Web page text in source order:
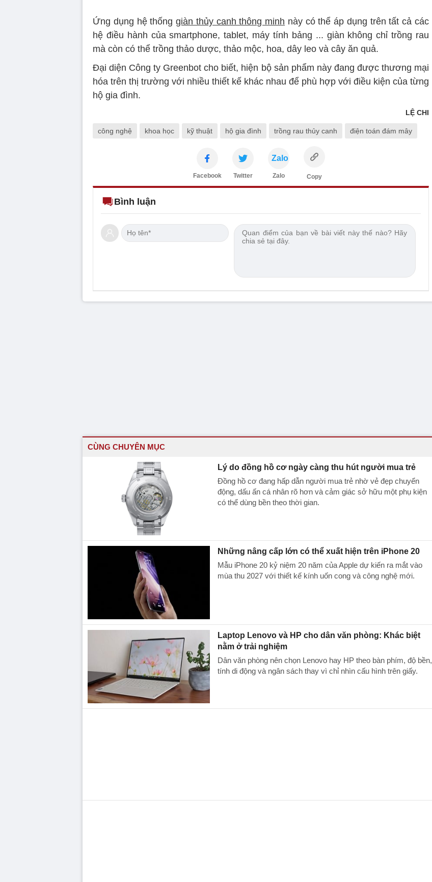
Ứng dụng hệ thốnggiàn thủy canh thông minh này có thể áp dụng trên tất cả các
hệ điều hành của smartphone, tablet, máy tính bảng ... giàn không chỉ trồng rau
mà còn có thể trồng thảo dược, thảo mộc, hoa, dây leo và cây ăn quả.
Đại diện Công ty Greenbot cho biết, hiện bộ sản phẩm này đang được thương mại
hóa trên thị trường với nhiều thiết kế khác nhau để phù hợp với điều kiện của từng
hộ gia đình.
LỆ CHI
công nghệ khoa học kỹ thuật hộ gia đình trồng rau thủy canh điện toán đám mây
Facebook Twitter
Zalo
Zalo Copy
Bình luận
CÙNG CHUYÊN MỤC
Lý do đồng hồ cơ ngày càng thu hút người mua trẻ
Đồng hồ cơ đang hấp dẫn người mua trẻ nhờ vẻ đẹp chuyển
động, dấu ấn cá nhân rõ hơn và cảm giác sở hữu một phụ kiện
có thể dùng bền theo thời gian.
Những nâng cấp lớn có thể xuất hiện trên iPhone 20
Mẫu iPhone 20 kỷ niệm 20 năm của Apple dự kiến ra mắt vào
mùa thu 2027 với thiết kế kính uốn cong và công nghệ mới.
Laptop Lenovo và HP cho dân văn phòng: Khác biệt
nằm ở trải nghiệm
Dân văn phòng nên chọn Lenovo hay HP theo bàn phím, độ bền,
tính di động và ngân sách thay vì chỉ nhìn cấu hình trên giấy.